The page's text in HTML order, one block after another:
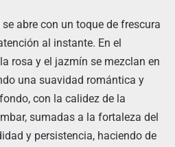
abre con un toque de frescura
al instante. En el
rosa y el jazmín se mezclan en
una suavidad romántica y
con la calidez de la
sumadas a la fortaleza del
y persistencia, haciendo de